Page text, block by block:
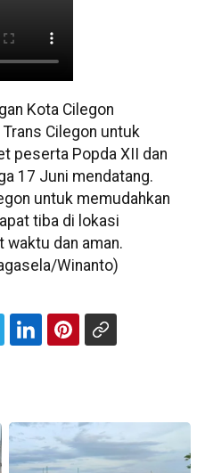
Kota Cilegon
Cilegon untuk
peserta Popda XII dan
17 Juni mendatang.
untuk memudahkan
tiba di lokasi
waktu dan aman.
Winanto)